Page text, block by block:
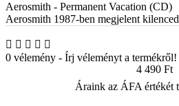
Aerosmith - Permanent Vacation (CD)
Aerosmith 1987-ben megjelent
0 vélemény - Írj véleményt a termékről!
4 490 Ft
Áraink az ÁFA értékét